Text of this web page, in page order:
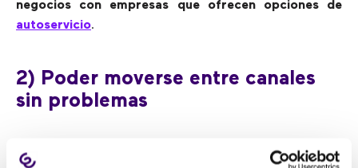
negocios con empresas que ofrecen opciones de
autoservicio.
2) Poder moverse entre canales
sin problemas
Los usuarios de hoy pueden elegir entre una multitud